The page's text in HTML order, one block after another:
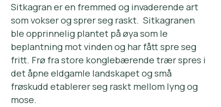
Sitkagran er en fremmed og invaderende art
som vokser og sprer seg raskt. Sitkagranen
ble opprinnelig plantet på øya som le
beplantning mot vinden og har fått spre seg
fritt. Frø fra store konglebærende trær spres i
det åpne eldgamle landskapet og små
frøskudd etablerer seg raskt mellom lyng og
mose.